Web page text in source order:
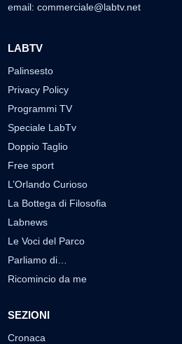
email: commerciale@labtv.net
LABTV
Palinsesto
Privacy Policy
Programmi TV
Speciale LabTv
Doppio Taglio
Free sport
L’Orlando Curioso
La Bottega di Filosofia
Labnews
Le Voci del Parco
Parliamo di…
Ricomincio da me
SEZIONI
Cronaca